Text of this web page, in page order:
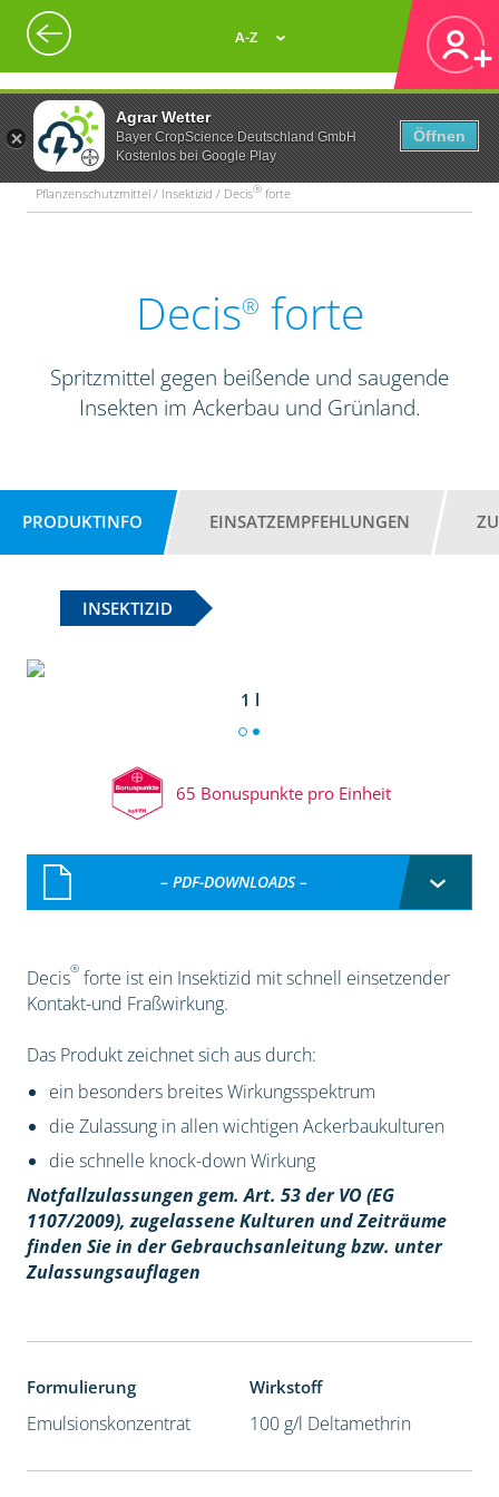
Agrar Wetter
Bayer CropScience Deutschland GmbH
Kostenlos bei Google Play
Öffnen
A-Z
Pflanzenschutzmittel / Insektizid / Decis® forte
Decis® forte
Spritzmittel gegen beißende und saugende
Insekten im Ackerbau und Grünland.
PRODUKTINFO EINSATZEMPFEHLUNGEN
INSEKTIZID
1 l
65 Bonuspunkte pro Einheit
– PDF-DOWNLOADS –
Decis®forte ist ein Insektizid mit schnell einsetzender
Kontakt-und Fraßwirkung.
Das Produkt zeichnet sich aus durch:
ein besonders breites Wirkungsspektrum
die Zulassung in allen wichtigen Ackerbaukulturen
die schnelle knock-down Wirkung
Notfallzulassungen gem. Art. 53 der VO (EG
1107/2009), zugelassene Kulturen und Zeiträume
finden Sie in der Gebrauchsanleitung bzw. unter
Zulassungsauflagen
Formulierung
Emulsionskonzentrat
Wirkstoff
100 g/l Deltamethrin